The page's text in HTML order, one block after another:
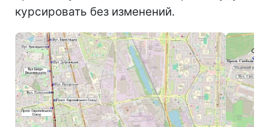
курсировать без изменений.